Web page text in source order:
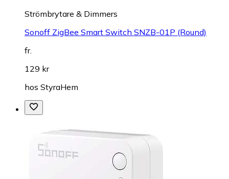
Strömbrytare & Dimmers
Sonoff ZigBee Smart Switch SNZB-01P (Round)
fr.
129 kr
hos StyraHem